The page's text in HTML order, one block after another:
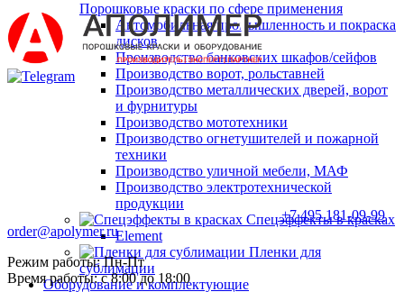
Порошковые краски по сфере применения
Автомобильная промышленность и покраска
дисков
Производство банковских шкафов/сейфов
Производство ворот, рольставней
Производство металлических дверей, ворот
и фурнитуры
Производство мототехники
Производство огнетушителей и пожарной
техники
Производство уличной мебели, МАФ
Производство электротехнической
продукции
Спецэффекты в красках
Element
Пленки для
сублимации
Оборудование и комплектующие
+7 495 181-09-99
order@apolymer.ru
Режим работы: Пн-Пт
Время работы: с 8:00 до 18:00